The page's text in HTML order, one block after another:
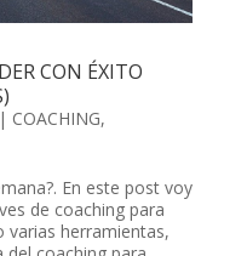
CON ÉXITO
| COACHING,
En este post voy
de coaching para
varias herramientas,